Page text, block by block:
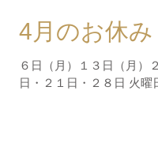
4月のお休み
６日（月）１３日（月）
日・２１日・２８日 火